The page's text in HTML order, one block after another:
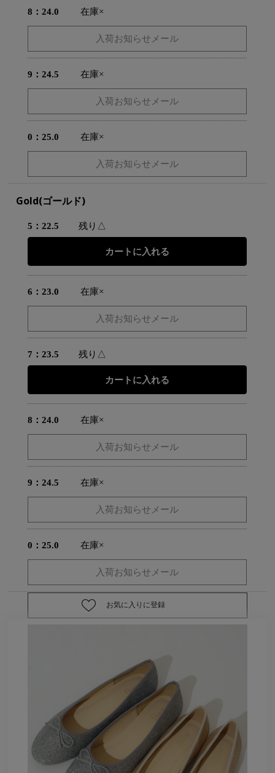
8：24.0 在庫×
9：24.5 在庫×
0：25.0 在庫×
Gold(ゴールド)
5：22.5 残り△
6：23.0 在庫×
7：23.5 残り△
8：24.0 在庫×
9：24.5 在庫×
0：25.0 在庫×
お気に入りに登録